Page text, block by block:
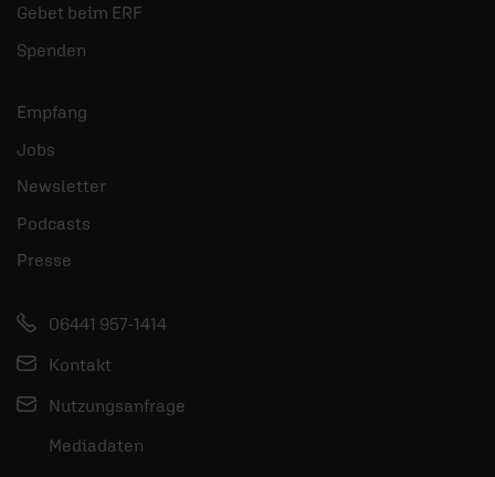
Gebet beim ERF
Spenden
Empfang
Jobs
Newsletter
Podcasts
Presse
06441 957-1414
Kontakt
Nutzungsanfrage
Mediadaten